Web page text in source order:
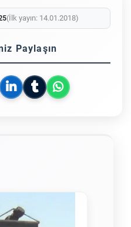
(İlk yayın: 14.01.2018)
Paylaşın